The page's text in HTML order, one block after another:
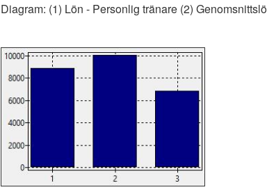
Diagram: (1) Lön - Personlig tränare (2)